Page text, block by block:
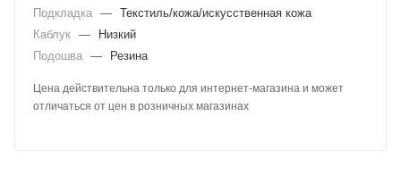
Подкладка — Текстиль/кожа/искусственная кожа
Каблук —
Низкий
Подошва — Резина
Цена действительна только для интернет-магазина и может
отличаться от цен в розничных магазинах